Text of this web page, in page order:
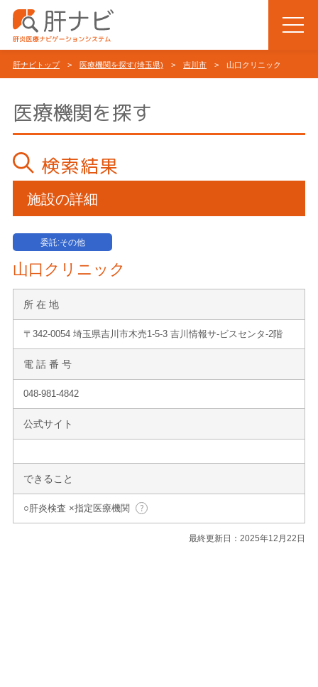
肝ナビトップ> 医療機関を探す(埼玉県) > 吉川市 > 山口クリニック
医療機関を探す
検索結果
施設の詳細
委託:その他
山口クリニック
所 在 地
〒342-0054 埼玉県吉川市木売1-5-3 吉川情報サ-ビスセンタ-2階
電 話 番 号
048-981-4842
公式サイト
できること
○肝炎検査 ×指定医療機関
最終更新日：2025年12月22日